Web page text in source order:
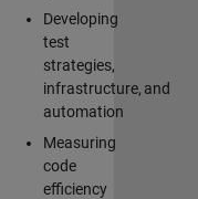
Developing
test
strategies,
infrastructure, and
automation
Measuring
code
efficiency